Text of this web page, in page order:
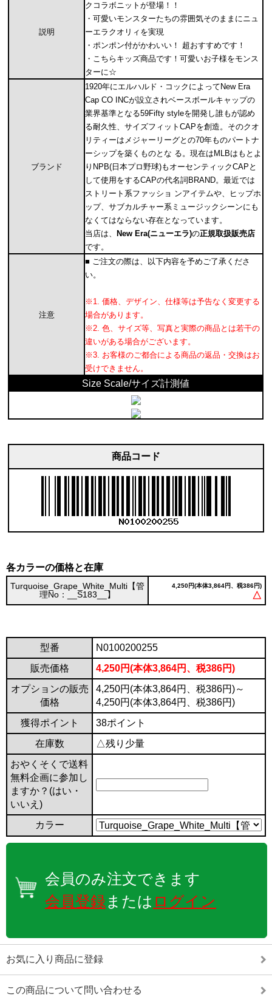
説明
クコラボニットが登場！！
・可愛いモンスターたちの雰囲気そのままにニュ
ーエラクオリィを実現
・ポンポン付がかわいい！ 超おすすめです！
・こちらキッズ商品です！可愛いお子様をモンス
ターに☆
ブランド
1920年にエルハルド・コックによってNew Era
Cap CO INCが設立されベースボールキャップの
業界基準となる59Fifty styleを開発し誰もが認め
る耐久性、サイズフィットCAPを創造。そのクオ
リティーはメジャーリーグとの70年ものパートナ
ーシップを築くものとな る。現在はMLBはもとよ
りNPB(日本プロ野球)もオーセンティックCAPと
して使用をするCAPの代名詞BRAND。最近では
ストリート系ファッショ ンアイテムや、ヒップホ
ップ、サブカルチャー系ミュージックシーンにも
なくてはならない存在となっています。
当店は、
New Era(ニューエラ)の正規取扱販売店
です。
注意
■ ご注文の際は、以下内容を予めご了承くださ
い。
※1. 価格、デザイン、仕様等は予告なく変更する
場合があります。
※2. 色、サイズ等、写真と実際の商品とは若干の
違いがある場合がございます。
※3. お客様のご都合による商品の返品・交換はお
受けできません。
Size Scale/サイズ計測値
商品コード
各カラーの価格と在庫
Turquoise_Grape_White_Multi【管
理No：__S183__】
4,250円(本体3,864円、税386円)
△
型番
N0100200255
販売価格
4,250円(本体3,864円、税386円)
オプションの販売
価格
4,250円(本体3,864円、税386円)～
4,250円(本体3,864円、税386円)
獲得ポイント
38ポイント
在庫数
△残り少量
おやくそくで送料
無料企画に参加し
ますか？(はい・
いいえ)
カラー
会員のみ注文できます
会員登録または ログイン
お気に入り商品に登録
この商品について問い合わせる